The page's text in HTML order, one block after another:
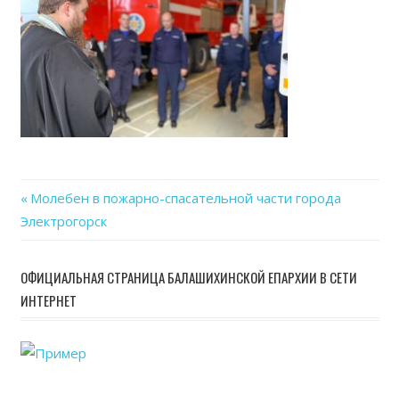
Навигация
записям
Previous
Post:
Молебен в пожарно-спасательной части города
Электрогорск
ОФИЦИАЛЬНАЯ СТРАНИЦА БАЛАШИХИНСКОЙ ЕПАРХИИ В СЕТИ
ИНТЕРНЕТ